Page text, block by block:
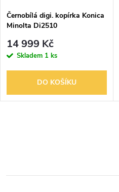
Černobílá digi. kopírka Konica
Minolta Di2510
14 999 Kč
Skladem 1 ks
DO KOŠÍKU